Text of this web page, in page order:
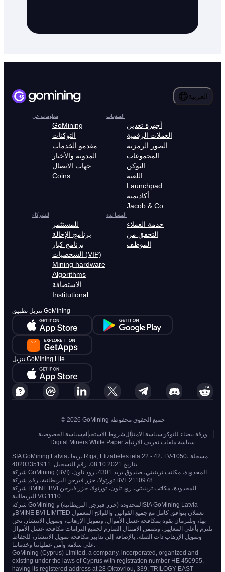
العربية
معلومات عن
GoMining
التوكنات
مقدمو الخدمات
المدونة والأخبار
جهات الاتصال
Coins
المنتجات
أجهزة تعدين
العملات الرقمية
الصور الرمزية
المجموعات
التوكن
اللعبة
Launchpad
أكاديمية
Jacob & Co.
للشركاء
للمستثمر
برنامج الإحالة
برنامج كبار
الشخصيات (VIP)
Mining hardware
Algorithms
الاستضافة
Institutional
المساعدة
خدمة العملاء
التحقق من
الموظف
تنزيل تطبيق GoMining
تنزيل GoMining Lite
© 2026 GoMining جميع الحقوق محفوظة
سياسة الخصوصيةشروط الاستخدامسياسة الامتثالورقة بيضاء للتوكن
Digital Miners White Paperسياسة ملفات تعريف الارتباط
SIA GoMining Latvia، ريغا، Rīga, Elizabetes iela 22 - 42، LV-1050، مسجلة
بتاريخ 08.10.2021، رقم التسجيل: 40203351911
شركة GoMining (BVI) المحدودة، مكاتب ترينيتي، صندوق بريد 4301، رود تاون،
تورتولا، جزر فيرجن البريطانية، رقم شركة BVI: 2110978
شركة BMINE BVI المحدودة، مكاتب ترينيتي، رود تاون، تورتولا، جزر فيرجن
البريطانية VG 1110
شركة GoMining المحدودة (جزر فيرجن البريطانية) وSIA GoMining Latvia
وBMINE BVI LIMITED تعملان بتوافق كامل مع جميع القوانين واللوائح المعمول
بها، وتلتزمان بقوة بمكافحة غسل الأموال، وتمويل الإرهاب، وتمويل الانتشار. نحن
نلتزم بأعلى المعايير، ونضمن الامتثال الصارم لجميع التزامات مكافحة غسل الأموال
وتمويل الإرهاب ذات الصلة، بالإضافة إلى تدابير مكافحة تمويل الانتشار، للحفاظ
على سلامة وأمن عملياتنا وخدماتنا.
GoMining (Cyprus) Limited, a company, incorporated, organized and
existing under the laws of Cyprus with registration number HE 450955,
having its registered address at 28 Oktovriou, 339, TRILOGY EAST